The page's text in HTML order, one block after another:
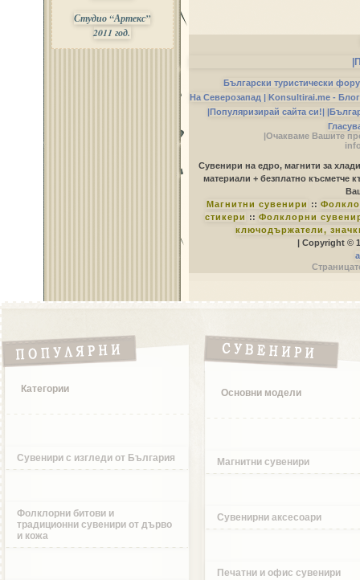
Студио “Артекс”
2011 год.
Български туристически
На Северозапад | Konsultirai.me -
|Популяризирай сайта си!|
|Очакваме Вашите
Сувенири на едро, магнити за
материали + безплатно късметче
Магнитни сувенири ::
стикери :: Фолклорни
ключодържатели,
| Copyright ©
Категории
Сувенири с изгледи от България
Фолклорни битови и
традиционни сувенири от дърво
и кожа
Основни модели
Магнитни сувенири
Сувенирни аксесоари
Печатни и офис сувенири